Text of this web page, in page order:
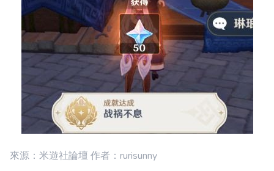
來源：米遊社論壇 作者：rurisunny